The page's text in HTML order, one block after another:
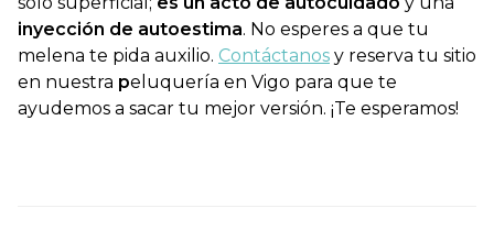
inyección de autoestima. No esperes a que tu
melena te pida auxilio. Contáctanos y reserva tu sitio
en nuestra peluquería en Vigo para que te
ayudemos a sacar tu mejor versión. ¡Te esperamos!